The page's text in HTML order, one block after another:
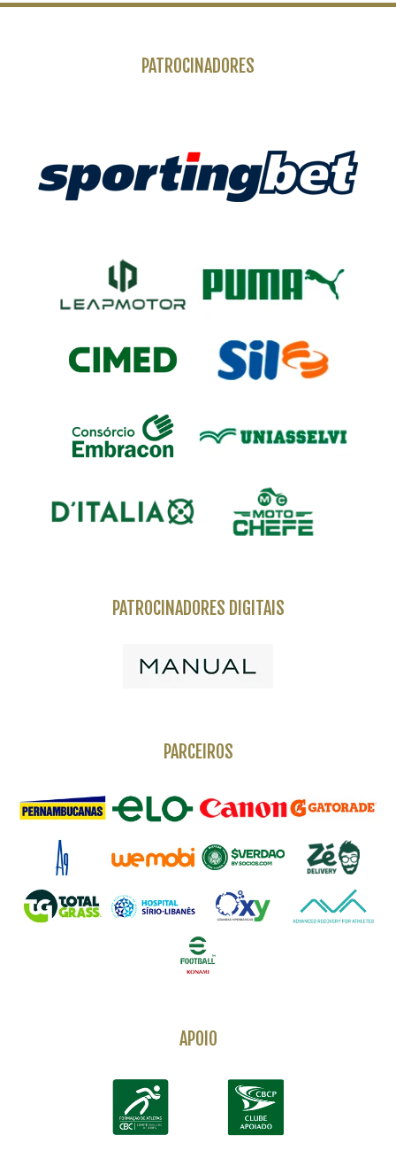
PATROCINADORES
PATROCINADORES DIGITAIS
PARCEIROS
APOIO